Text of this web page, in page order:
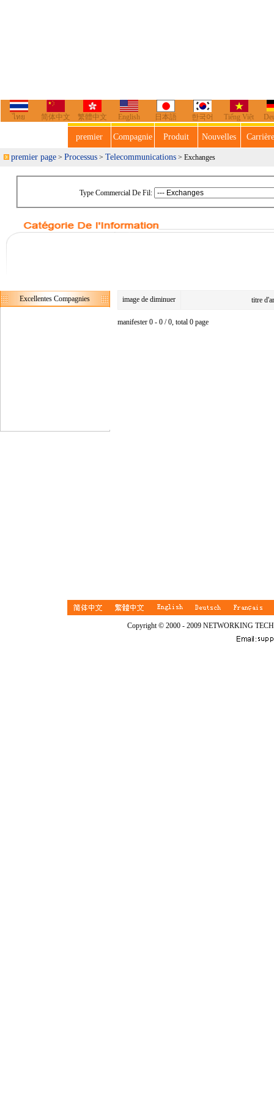
ไทย 简体中文 繁體中文 English 日本語 한국어 Tiếng Việt
premier Compagnie Produit Nouvelles
premier page > Processus > Telecommunications > Exchanges
Type Commercial De Fil:
Excellentes Compagnies image de diminuer titre
manifester 0 - 0 / 0, total 0 page
Copyright © 2000 - 2009 NETWORKING